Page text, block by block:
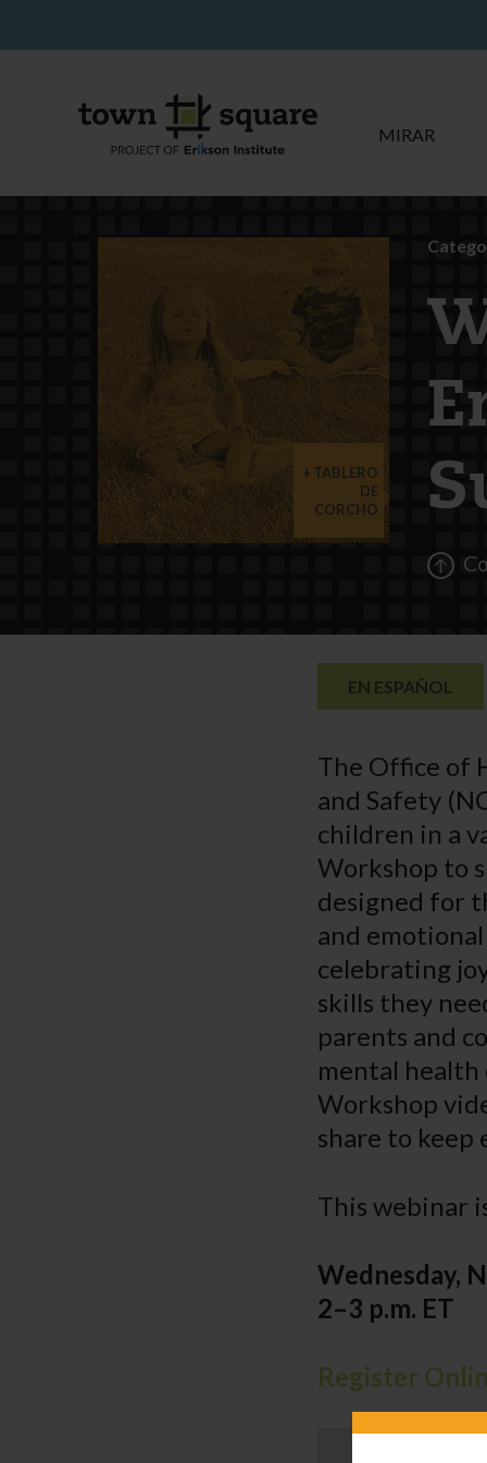
MIRAR
TABLERO
DE
CORCHO
EN ESPAÑOL
The Office of
and Safety
children in a
Workshop to
designed for
and
celebrating
skills they
parents and
mental health
Workshop
share to keep
This webinar
Wednesday,
2–3 p.m. ET
Register